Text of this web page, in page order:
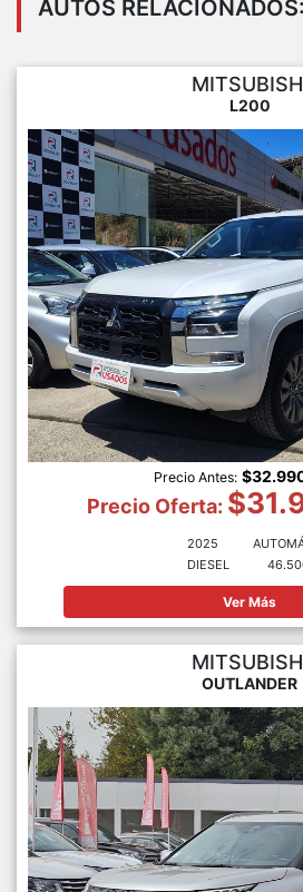
AUTOS RELACIONADOS:
L200
Precio Antes:
Precio Oferta:
2025
DIESEL
Ver Más
OUTLANDER